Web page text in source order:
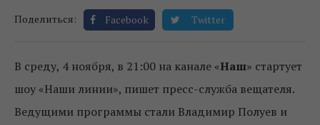
Поделиться: Facebook Twitter
В среду, 4 ноября, в 21:00 на канале «Наш» стартует
шоу «Наши линии», пишет пресс-служба вещателя.
Ведущими программы стали Владимир Полуев и